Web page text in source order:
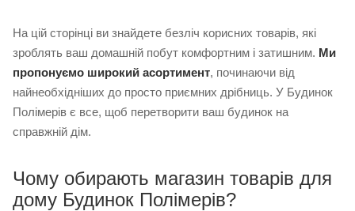
На цій сторінці ви знайдете безліч корисних товарів, які
зроблять ваш домашній побут комфортним і затишним. Ми
пропонуємо широкий асортимент, починаючи від
найнеобхідніших до просто приємних дрібниць. У Будинок
Полімерів є все, щоб перетворити ваш будинок на
справжній дім.
Чому обирають магазин товарів для
дому Будинок Полімерів?